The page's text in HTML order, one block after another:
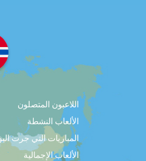
اللاعبون المتصلون
الألعاب النشطة
المباريات التي جرت
الألعاب الإجمالية